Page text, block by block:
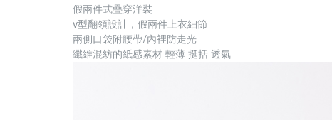
假兩件式疊穿洋裝
v型翻領設計，假兩件上衣細節
兩側口袋附腰帶/內裡防走光
纖維混紡的紙感素材 輕薄 挺括 透氣